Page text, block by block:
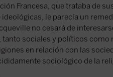
Francesa, que trataba de
le parecía un
no cesará de
sociales y políticos como
en relación con las
sociológico de la